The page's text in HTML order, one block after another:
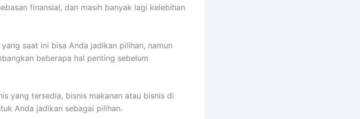
finansial, dan masih banyak lagi kelebihan
saat ini bisa Anda jadikan pilihan, namun
beberapa hal penting sebelum
yang tersedia, bisnis makanan atau bisnis di
Anda jadikan sebagai pilihan.